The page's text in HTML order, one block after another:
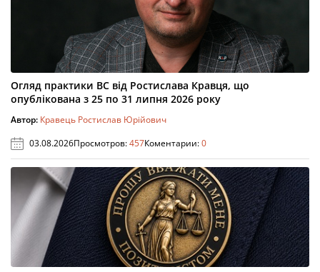
Огляд практики ВС від Ростислава Кравця, що
опублікована з 25 по 31 липня 2026 року
Автор: Кравець Ростислав Юрійович
03.08.2026Просмотров:457Коментарии:0